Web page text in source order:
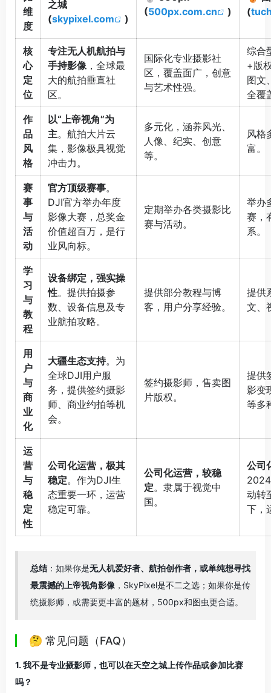
维
度
之城
(skypixel.com )
(500px.com.cn )
(
核
心
定
位
专注无人机航拍与
手持影像，全球最
大的航拍垂直社
区。
国际化专业摄影社
区，覆盖面广，创意
与艺术性强。
综合
+版
图文
全覆
作
品
风
格
以“上帝视角”为
主。航拍大片云
集，影像极具视觉
冲击力。
多元化，涵养风光、
人像、纪实、创意
等。
风格
富。
赛
事
与
活
动
官方顶级赛事。
DJI官方举办年度
影像大赛，总奖金
价值超百万，是行
业风向标。
定期举办各类摄影比
赛与活动。
举办
赛，
系。
学
习
与
教
程
设备绑定，强实操
性。提供拍摄参
数、设备信息及专
业航拍攻略。
提供部分教程与博
客，用户分享经验。
提供
文、
用
户
与
商
业
化
大疆生态支持。为
全球DJI用户服
务，提供签约摄影
师、商业约拍等机
会。
签约摄影师，售卖图
片版权。
提供
影变
等多
运
营
与
稳
定
性
公司化运营，极其
稳定。作为DJI生
态重要一环，运营
稳定可靠。
公司化运营，较稳
定。隶属于视觉中
国。
公司
动转
下，
总结 ：如果你是无人机爱好者、航拍创作者，或单纯想寻找
最震撼的上帝视角影像 ，SkyPixel是不二之选；如果你是传
统摄影师，或需要更丰富的题材，500px和图虫更合适。
🤔 常见问题（FAQ）
1. 我不是专业摄影师，也可以在天空之城上传作品或参加比赛
吗？